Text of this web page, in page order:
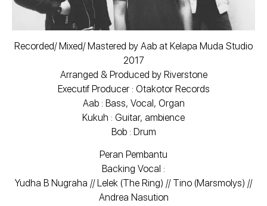
Recorded/ Mixed/ Mastered by Aab at Kelapa Muda Studio
2017
Arranged & Produced by Riverstone
Executif Producer : Otakotor Records
Aab : Bass, Vocal, Organ
Kukuh : Guitar, ambience
Bob : Drum
Peran Pembantu
Backing Vocal :
Yudha B Nugraha // Lelek (The Ring) // Tino (Marsmolys) //
Andrea Nasution